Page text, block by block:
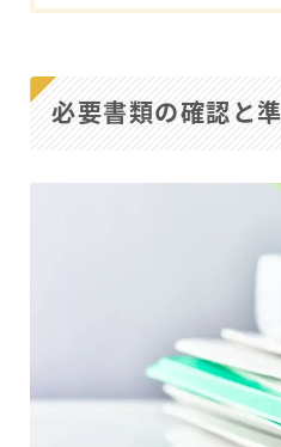
必要書類の確認と